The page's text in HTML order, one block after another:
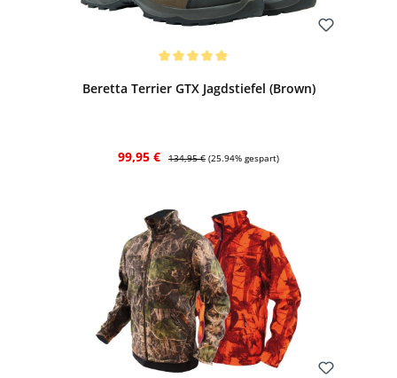
Beretta Terrier GTX Jagdstiefel (Brown)
Verkaufspreis:
99,95 € Regulärer Preis:
134,95 € (25.94% gespart)